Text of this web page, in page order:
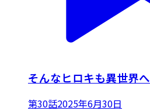
そんなヒロキも異世界へ
第30話2025年6月30日